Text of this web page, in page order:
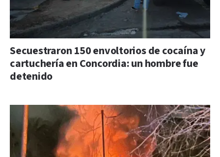
Secuestraron 150 envoltorios de cocaína y
cartuchería en Concordia: un hombre fue
detenido